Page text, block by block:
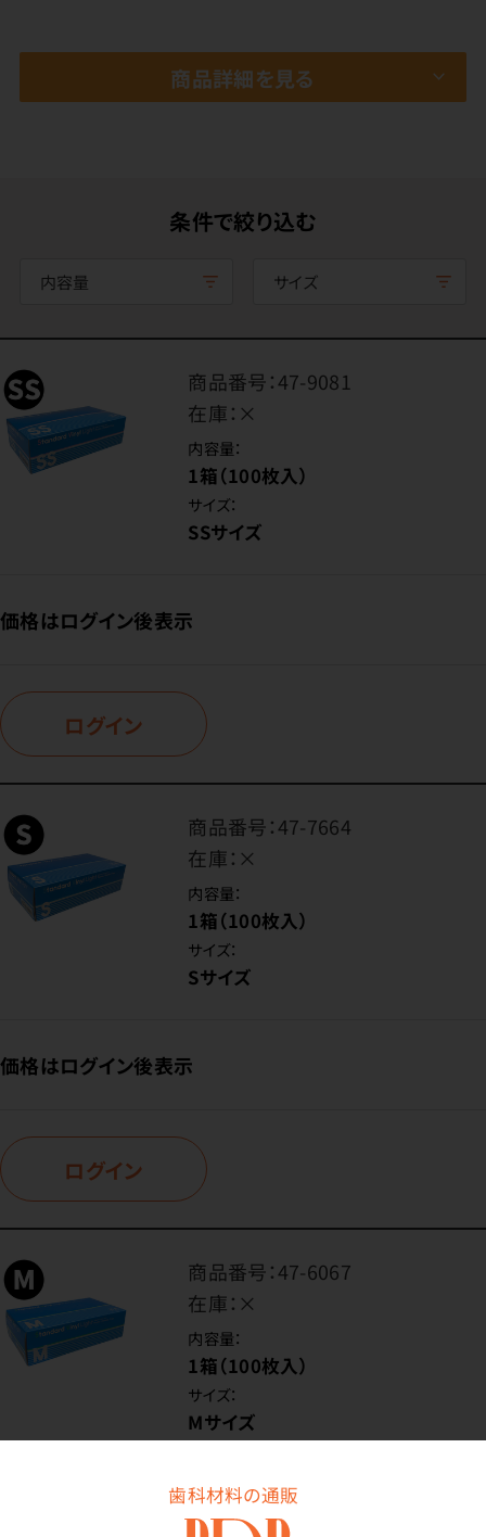
歯科材料の通販
商品詳細を見る
条件で絞り込む
内容量 サイズ
商品番号：47-9081
在庫： ×
内容量：
1箱（100枚入）
サイズ：
SSサイズ
価格はログイン後表示
ログイン
商品番号：47-7664
在庫： ×
内容量：
1箱（100枚入）
サイズ：
Sサイズ
価格はログイン後表示
ログイン
商品番号：47-6067
在庫： ×
内容量：
1箱（100枚入）
サイズ：
Mサイズ
価格はログイン後表示